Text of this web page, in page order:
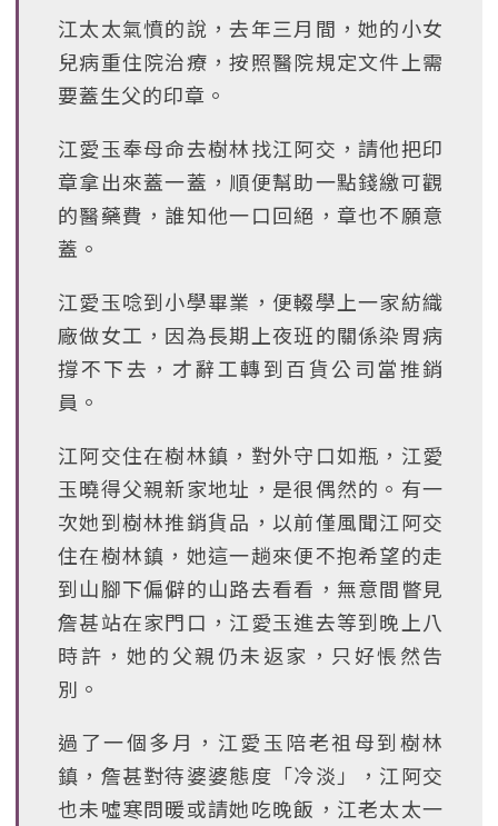
江太太氣憤的說，去年三月間，她的小女
兒病重住院治療，按照醫院規定文件上需
要蓋生父的印章。
江愛玉奉母命去樹林找江阿交，請他把印
章拿出來蓋一蓋，順便幫助一點錢繳可觀
的醫藥費，誰知他一口回絕，章也不願意
蓋。
江愛玉唸到小學畢業，便輟學上一家紡織
廠做女工，因為長期上夜班的關係染胃病
撐不下去，才辭工轉到百貨公司當推銷
員。
江阿交住在樹林鎮，對外守口如瓶，江愛
玉曉得父親新家地址，是很偶然的。有一
次她到樹林推銷貨品，以前僅風聞江阿交
住在樹林鎮，她這一趟來便不抱希望的走
到山腳下偏僻的山路去看看，無意間瞥見
詹甚站在家門口，江愛玉進去等到晚上八
時許，她的父親仍未返家，只好悵然告
別。
過了一個多月，江愛玉陪老祖母到樹林
鎮，詹甚對待婆婆態度「冷淡」，江阿交
也未噓寒問暖或請她吃晚飯，江老太太一